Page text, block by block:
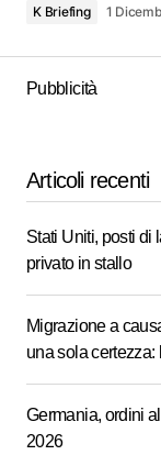
K Briefing 1
Pubblicità
Articoli recenti
Stati Uniti, posti di
privato in stallo
Migrazione a
una sola
Germania, ordini
2026